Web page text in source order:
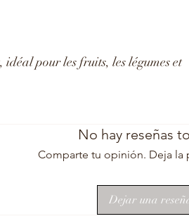
pour les fruits, les légumes et
No hay reseñas
Comparte tu opinión. Deja la
Dejar una